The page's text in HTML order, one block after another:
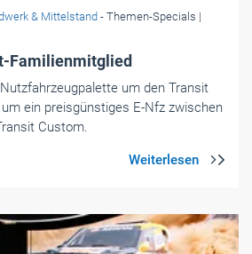
& Mittelstand - Themen-Specials |
Familienmitglied
um den Transit
ein preisgünstiges E-Nfz zwischen
Custom.